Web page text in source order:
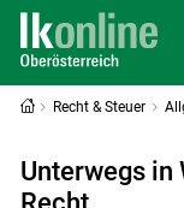
Recht & Steuer
Unterwegs in